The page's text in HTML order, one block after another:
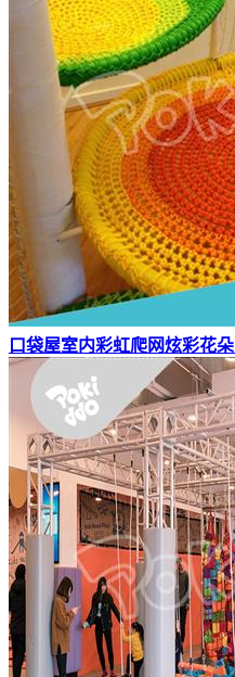
口袋屋室内彩虹爬网炫彩花朵